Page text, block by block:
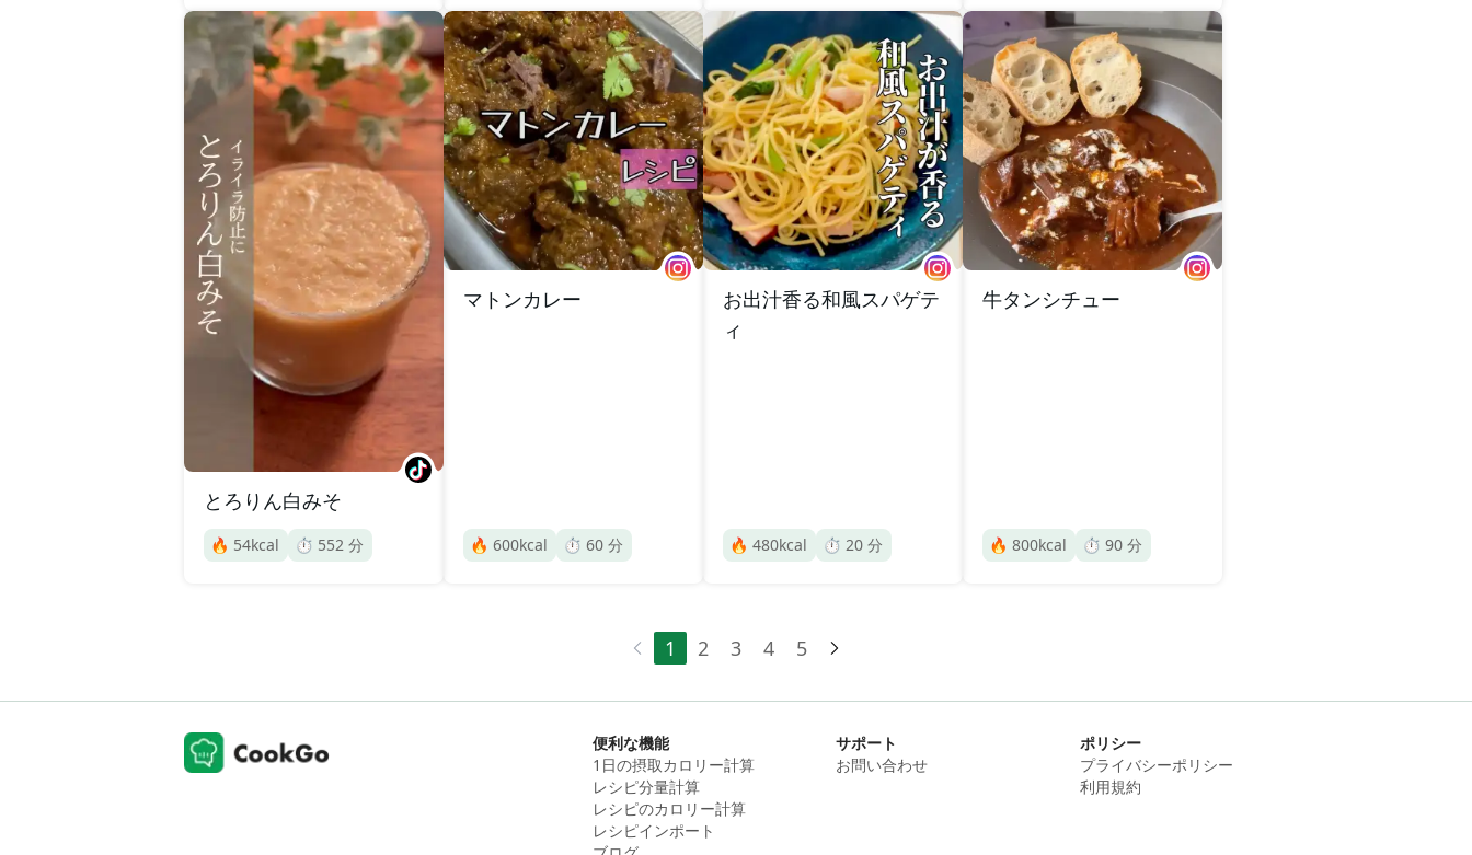
とろりん白みそ
🔥 54kcal ⏱️ 552 分
マトンカレー
🔥 600kcal ⏱️ 60 分
お出汁香る和風スパゲテ
ィ
🔥 480kcal ⏱️ 20 分
牛タンシチュー
🔥 800kcal ⏱️ 90 分
1 2 3 4 5
便利な機能
1日の摂取カロリー計算
レシピ分量計算
レシピのカロリー計算
レシピインポート
サポート
お問い合わせ
ポリシー
プライバシーポリシー
利用規約